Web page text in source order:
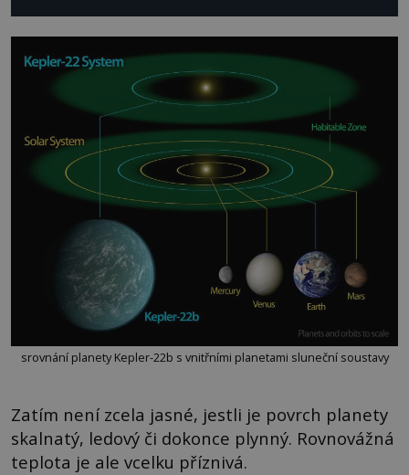
srovnání planety Kepler-22b s vnitřními planetami sluneční soustavy
Zatím není zcela jasné, jestli je povrch planety
skalnatý, ledový či dokonce plynný. Rovnovážná
teplota je ale vcelku příznivá.